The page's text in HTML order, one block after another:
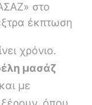
στο
έκπτωση
χρόνιο.
μασάζ
με